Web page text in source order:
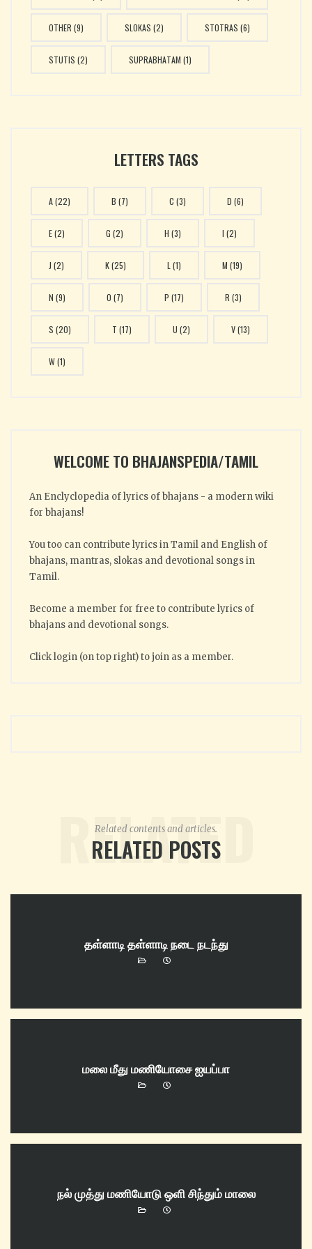
OTHER (9) SLOKAS (2) STOTRAS (6)
STUTIS (2) SUPRABHATAM (1)
LETTERS TAGS
A(22) B (7) C (3) D (6)
E(2) G (2) H (3) I (2)
J (2) K(25) L (1) M (19)
N (9) O (7) P (17) R (3)
S (20) T (17) U (2) V(13)
W(1)
WELCOME TO BHAJANSPEDIA/TAMIL
An Enclyclopedia of lyrics of bhajans - a modern wiki
for bhajans!
You too can contribute lyrics in Tamil and English of
bhajans, mantras, slokas and devotional songs in
Tamil.
Become a member for free to contribute lyrics of
bhajans and devotional songs.
Click login (on top right) to join as a member.
RELATED
Related contents and articles.
RELATED POSTS
தள்ளாடி தள்ளாடி நடை நடந்து
மலை மீது மணியோசை ஐயப்பா
நல் முத்து மணியோடு ஒளி சிந்தும் மாலை